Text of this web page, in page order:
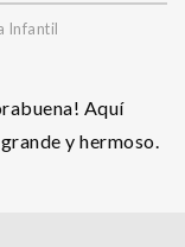
Infantil
Aquí
y hermoso.